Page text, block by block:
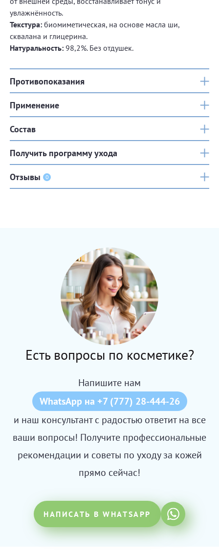
увлажнённость.
Текстура: биомиметическая, на основе масла ши,
сквалана и глицерина.
Натуральность: 98,2%. Без отдушек.
Противопоказания
Применение
Состав
Получить программу ухода
Отзывы 0
Есть вопросы по косметике?
Напишите нам
WhatsApp на +7 (777) 28-444-26
и наш консультант с радостью ответит на все
ваши вопросы! Получите профессиональные
рекомендации и советы по уходу за кожей
прямо сейчас!
НАПИСАТЬ В WHATSAPP